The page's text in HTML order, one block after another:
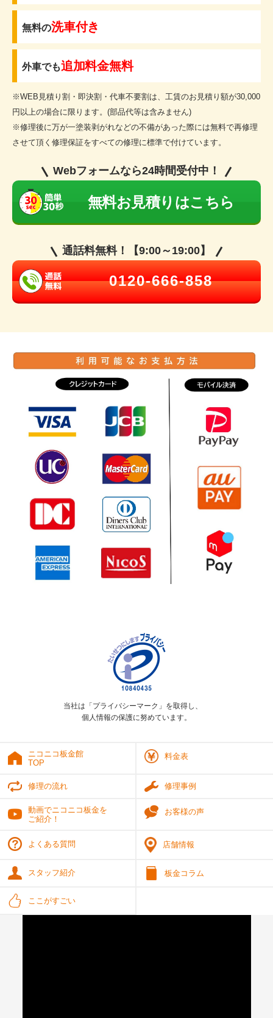
無料の洗車付き
外車でも追加料金無料
※WEB見積り割・即決割・代車不要割は、工賃のお見積り額が30,000
円以上の場合に限ります。(部品代等は含みません)
※修理後に万が一塗装剥がれなどの不備があった際には無料で再修理
させて頂く修理保証をすべての修理に標準で付けています。
Webフォームなら24時間受付中！
無料お見積りはこちら
通話料無料！【9:00～19:00】
0120-666-858
当社は「プライバシーマーク」を取得し、
個人情報の保護に努めています。
ニコニコ板金館
TOP
料金表
修理の流れ 修理事例
動画でニコニコ板金を
ご紹介！
お客様の声
よくある質問 店舗情報
スタッフ紹介 板金コラム
ここがすごい